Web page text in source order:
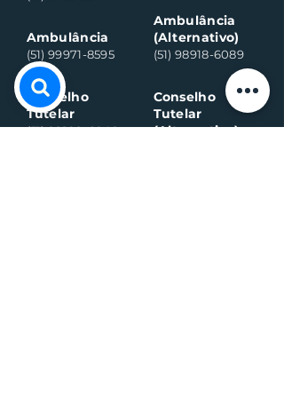
Ambulância
(51) 99971-8595
Conselho
Tutelar
(51) 99109-6042
Ambulância
(Alternativo)
(51) 98918-6089
Conselho
Tutelar
(Alternativo)